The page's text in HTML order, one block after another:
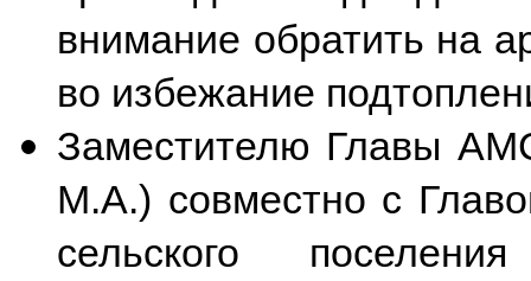
внимание обратить на
во избежание
Заместителю Главы
М.А.) совместно с
сельского